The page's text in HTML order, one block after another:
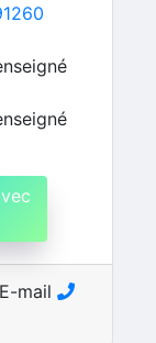
E-mail